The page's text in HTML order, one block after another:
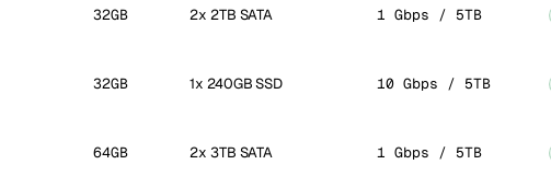
32GB 2x 2TB SATA 1 Gbps / 5TB
32GB 1x 240GB SSD 10 Gbps / 5TB
64GB 2x 3TB SATA 1 Gbps / 5TB